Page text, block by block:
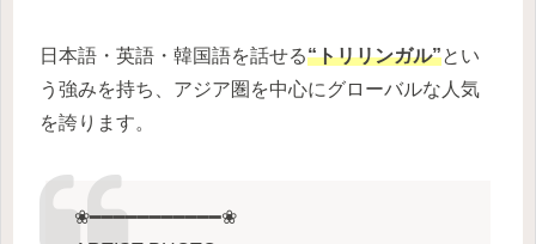
日本語・英語・韓国語を話せる“トリリンガル”とい
う強みを持ち、アジア圏を中心にグローバルな人気
を誇ります。
❀━━━━━━━━━━━❀